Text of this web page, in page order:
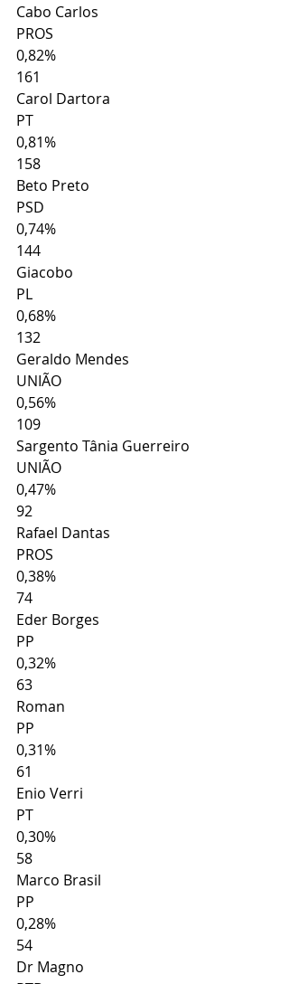
Cabo Carlos
PROS
0,82%
161
Carol Dartora
PT
0,81%
158
Beto Preto
PSD
0,74%
144
Giacobo
PL
0,68%
132
Geraldo Mendes
UNIÃO
0,56%
109
Sargento Tânia Guerreiro
UNIÃO
0,47%
92
Rafael Dantas
PROS
0,38%
74
Eder Borges
PP
0,32%
63
Roman
PP
0,31%
61
Enio Verri
PT
0,30%
58
Marco Brasil
PP
0,28%
54
Dr Magno